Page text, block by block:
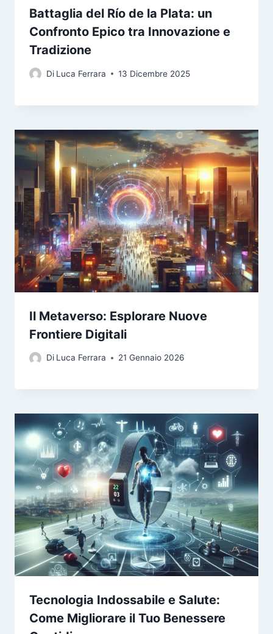
Battaglia del Río de la Plata: un
Confronto Epico tra Innovazione e
Tradizione
Di Luca Ferrara 13 Dicembre 2025
Il Metaverso: Esplorare Nuove
Frontiere Digitali
Di Luca Ferrara 21 Gennaio 2026
Tecnologia Indossabile e Salute:
Come Migliorare il Tuo Benessere